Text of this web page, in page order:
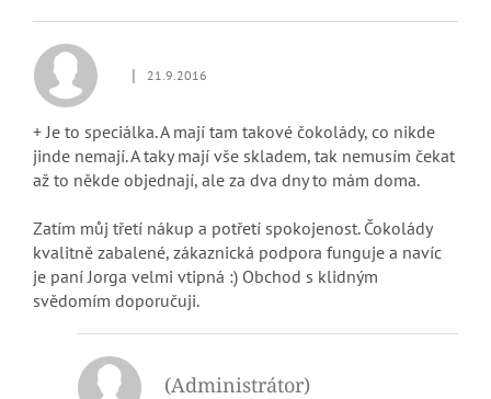
Hodnocení obchodu je 5 z 5 hvězdiček.
| 21.9.2016
+ Je to speciálka. A mají tam takové čokolády, co nikde
jinde nemají. A taky mají vše skladem, tak nemusím čekat
až to někde objednají, ale za dva dny to mám doma.
Zatím můj třetí nákup a potřetí spokojenost. Čokolády
kvalitně zabalené, zákaznická podpora funguje a navíc
je paní Jorga velmi vtipná :) Obchod s klidným
svědomím doporučuji.
(Administrátor)